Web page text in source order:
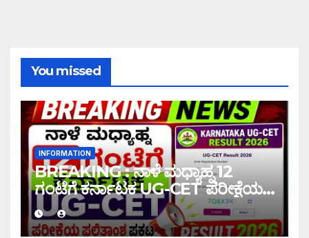
You missed
INFORMATION
BREAKING : ನಾಳೆ ಮಧ್ಯಾಹ್ನ 12
ಗಂಟೆಗೆ ಕರ್ನಾಟಕ UG-CET ಪರೀಕ್ಷೆಯ
ಫಲಿತಾಂಶ ಪ್ರಕಟ |UG-CET Result
2026